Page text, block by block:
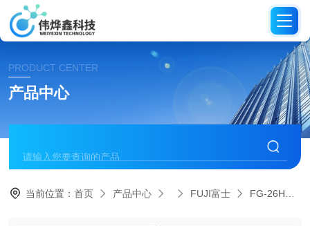
PRODUCT CENTER
产品中心
当前位置：首页 产品中心 FUJI富士 FG-26HX-20 6日本FUJI富士打磨机气砂轮